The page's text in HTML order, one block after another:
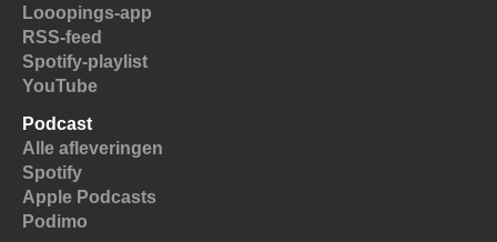
Looopings-app
RSS-feed
Spotify-playlist
YouTube
Podcast
Alle afleveringen
Spotify
Apple Podcasts
Podimo